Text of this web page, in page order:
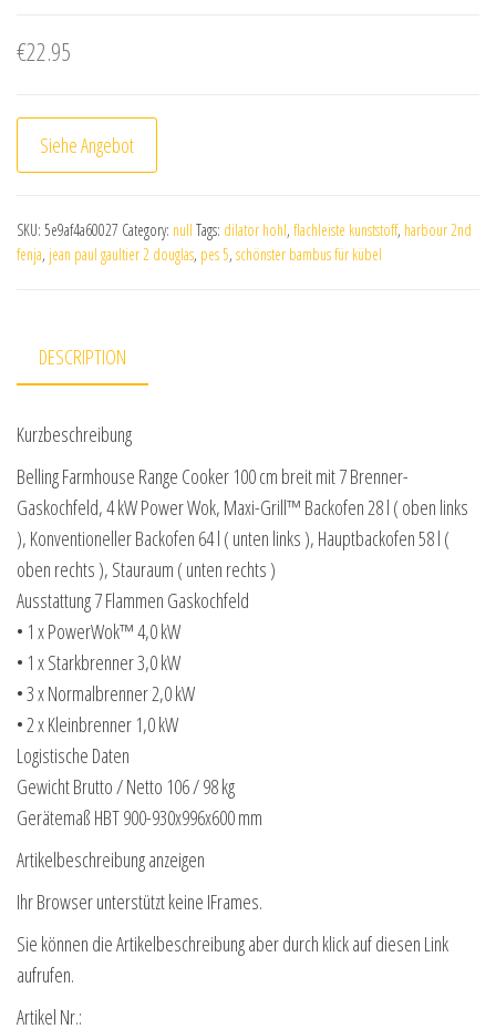
€22.95
Siehe Angebot
SKU: 5e9af4a60027 Category: null Tags: dilator hohl, flachleiste kunststoff, harbour 2nd
fenja, jean paul gaultier 2 douglas, pes 5, schönster bambus für kübel
DESCRIPTION
Kurzbeschreibung
Belling Farmhouse Range Cooker 100 cm breit mit 7 Brenner-
Gaskochfeld, 4 kW Power Wok, Maxi-Grill™ Backofen 28 l ( oben links
), Konventioneller Backofen 64 l ( unten links ), Hauptbackofen 58 l (
oben rechts ), Stauraum ( unten rechts )
Ausstattung 7 Flammen Gaskochfeld
• 1 x PowerWok™ 4,0 kW
• 1 x Starkbrenner 3,0 kW
• 3 x Normalbrenner 2,0 kW
• 2 x Kleinbrenner 1,0 kW
Logistische Daten
Gewicht Brutto / Netto 106 / 98 kg
Gerätemaß HBT 900-930x996x600 mm
Artikelbeschreibung anzeigen
Ihr Browser unterstützt keine IFrames.
Sie können die Artikelbeschreibung aber durch klick auf diesen Link
aufrufen.
Artikel Nr.: